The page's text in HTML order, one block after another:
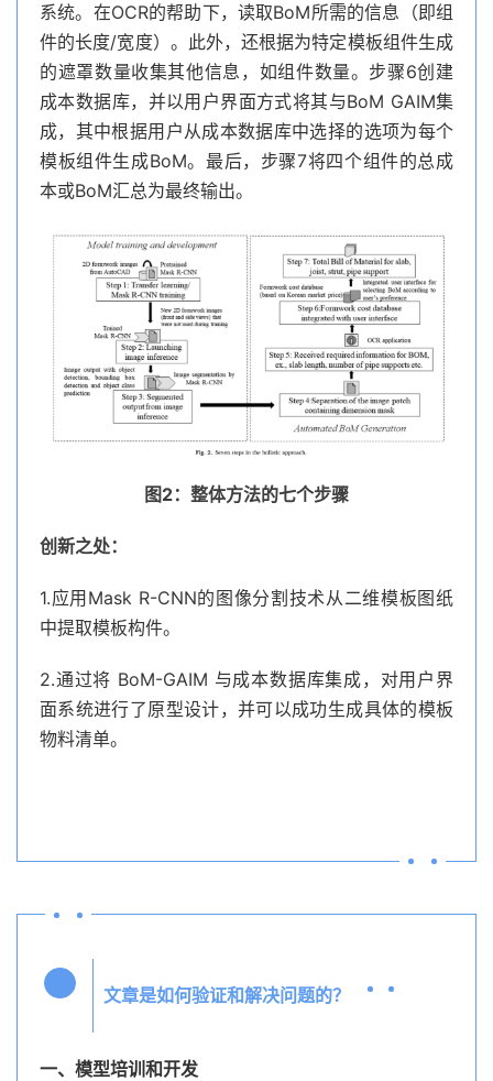
系统。在OCR的帮助下，读取BoM所需的信息（即组
件的长度/宽度）。此外，还根据为特定模板组件生成
的遮罩数量收集其他信息，如组件数量。步骤6创建
成本数据库，并以用户界面方式将其与BoM GAIM集
成，其中根据用户从成本数据库中选择的选项为每个
模板组件生成BoM。最后，步骤7将四个组件的总成
本或BoM汇总为最终输出。
图2：整体方法的七个步骤
创新之处：
1.应用Mask R-CNN的图像分割技术从二维模板图纸
中提取模板构件。
2.通过将 BoM-GAIM 与成本数据库集成，对用户界
面系统进行了原型设计，并可以成功生成具体的模板
物料清单。
Q4 文章是如何验证和解决问题的？
一、模型培训和开发